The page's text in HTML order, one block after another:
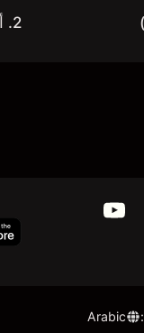
2. أودع الأموال بالشروط التي تناسبك
:
Arabic